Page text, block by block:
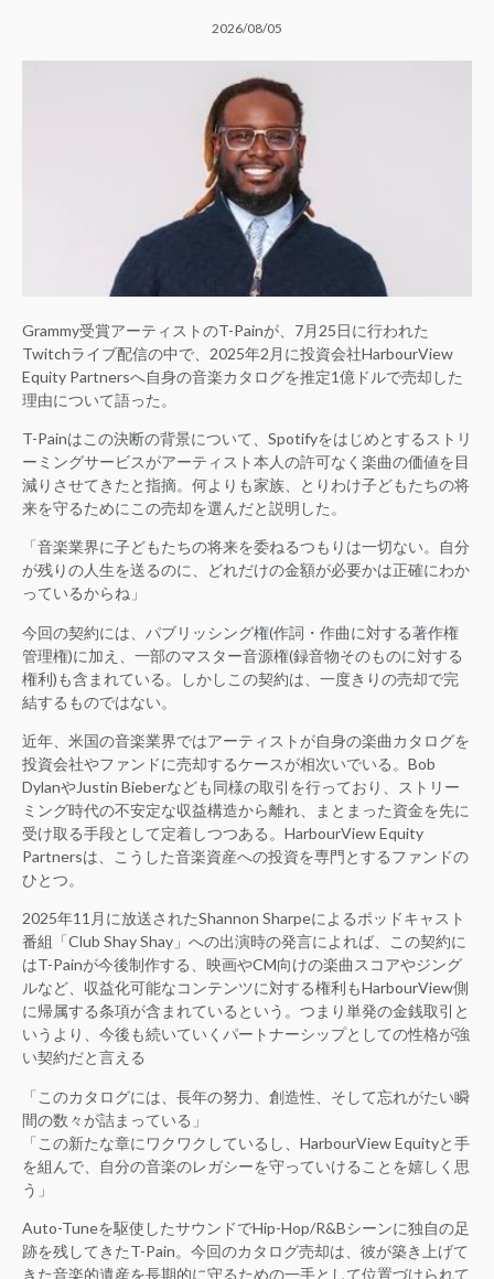
2026/08/05
Grammy受賞アーティストのT-Painが、7月25日に行われた
Twitchライブ配信の中で、2025年2月に投資会社HarbourView
Equity Partnersへ自身の音楽カタログを推定1億ドルで売却した
理由について語った。
T-Painはこの決断の背景について、Spotifyをはじめとするストリ
ーミングサービスがアーティスト本人の許可なく楽曲の価値を目
減りさせてきたと指摘。何よりも家族、とりわけ子どもたちの将
来を守るためにこの売却を選んだと説明した。
「音楽業界に子どもたちの将来を委ねるつもりは一切ない。自分
が残りの人生を送るのに、どれだけの金額が必要かは正確にわか
っているからね」
今回の契約には、パブリッシング権(作詞・作曲に対する著作権
管理権)に加え、一部のマスター音源権(録音物そのものに対する
権利)も含まれている。しかしこの契約は、一度きりの売却で完
結するものではない。
近年、米国の音楽業界ではアーティストが自身の楽曲カタログを
投資会社やファンドに売却するケースが相次いでいる。Bob
DylanやJustin Bieberなども同様の取引を行っており、ストリー
ミング時代の不安定な収益構造から離れ、まとまった資金を先に
受け取る手段として定着しつつある。HarbourView Equity
Partnersは、こうした音楽資産への投資を専門とするファンドの
ひとつ。
2025年11月に放送されたShannon Sharpeによるポッドキャスト
番組「Club Shay Shay」への出演時の発言によれば、この契約に
はT-Painが今後制作する、映画やCM向けの楽曲スコアやジング
ルなど、収益化可能なコンテンツに対する権利もHarbourView側
に帰属する条項が含まれているという。つまり単発の金銭取引と
いうより、今後も続いていくパートナーシップとしての性格が強
い契約だと言える
「このカタログには、長年の努力、創造性、そして忘れがたい瞬
間の数々が詰まっている」
「この新たな章にワクワクしているし、HarbourView Equityと手
を組んで、自分の音楽のレガシーを守っていけることを嬉しく思
う」
Auto-Tuneを駆使したサウンドでHip-Hop/R&Bシーンに独自の足
跡を残してきたT-Pain。今回のカタログ売却は、彼が築き上げて
きた音楽的遺産を長期的に守るための一手として位置づけられて